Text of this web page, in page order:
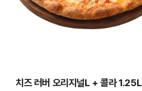
치즈 러버 오리지널L + 콜라 1.25L